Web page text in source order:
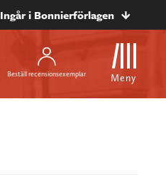
Ingår i Bonnierförlagen
Beställ recensionsexemplar Meny